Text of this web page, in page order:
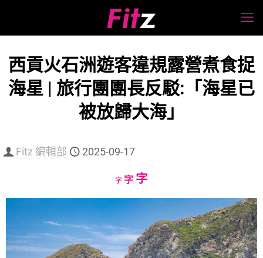
西貢火石洲遊客違規露營煮食捉
海星 | 旅行團團長反駁:「海星已
被放歸大海」
Fitz 編輯部 2025-09-17
字Decrease
字Reset
size.
字Increase
size.